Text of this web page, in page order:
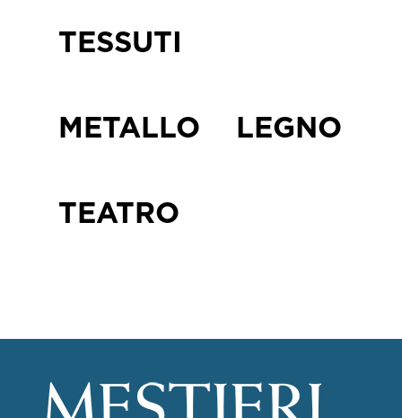
TESSUTI
METALLO LEGNO
TEATRO